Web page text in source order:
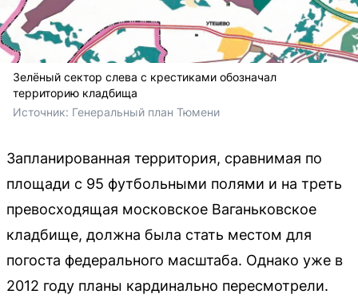
Зелёный сектор слева с крестиками обозначал
территорию кладбища
Источник: Генеральный план Тюмени
Запланированная территория, сравнимая по
площади с 95 футбольными полями и на треть
превосходящая московское Ваганьковское
кладбище, должна была стать местом для
погоста федерального масштаба. Однако уже в
2012 году планы кардинально пересмотрели.